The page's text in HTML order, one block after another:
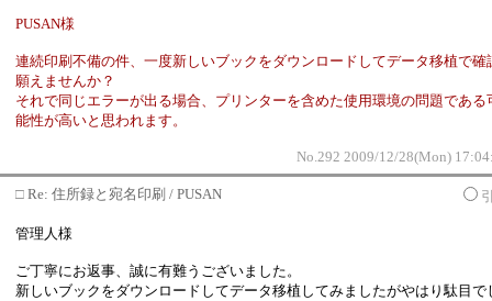
PUSAN様
連続印刷不備の件、一度新しいブックをダウンロードしてデータ移植で確
願えませんか？
それで同じエラーが出る場合、プリンターを含めた使用環境の問題である
能性が高いと思われます。
No.292 2009/12/28(Mon)
□ Re: 住所録と宛名印刷 / PUSAN
管理人様
ご丁寧にお返事、誠に有難うございました。
新しいブックをダウンロードしてデータ移植してみましたがやはり駄目で